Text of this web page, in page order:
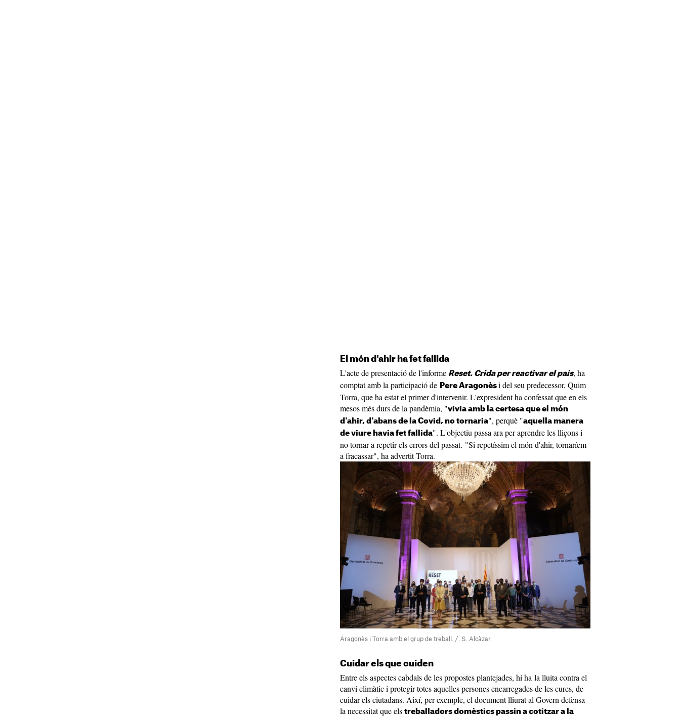
El món d'ahir ha fet fallida
L'acte de presentació de l'informe Reset. Crida per reactivar el país, ha
comptat amb la participació de Pere Aragonès i del seu predecessor, Quim
Torra, que ha estat el primer d'intervenir. L'expresident ha confessat que en els
mesos més durs de la pandèmia, "vivia amb la certesa que el món
d'ahir, d'abans de la Covid, no tornaria", perquè "aquella manera
de viure havia fet fallida". L'objectiu passa ara per aprendre les lliçons i
no tornar a repetir els errors del passat. "Si repetíssim el món d'ahir, tornaríem
a fracassar", ha advertit Torra.
Aragonès i Torra amb el grup de treball. /. S. Alcàzar
Cuidar els que cuiden
Entre els aspectes cabdals de les propostes plantejades, hi ha la lluita contra el
canvi climàtic i protegir totes aquelles persones encarregades de les cures, de
cuidar els ciutadans. Així, per exemple, el document lliurat al Govern defensa
la necessitat que els treballadors domèstics passin a cotitzar a la